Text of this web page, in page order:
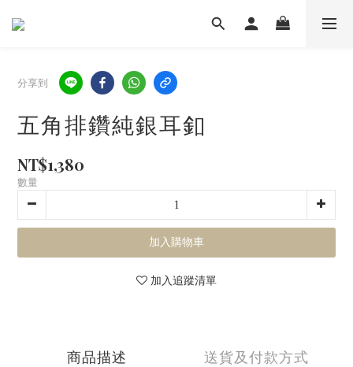
分享到
五角排鑽純銀耳釦
NT$1,380
數量
加入購物車
加入追蹤清單
商品描述 送貨及付款方式